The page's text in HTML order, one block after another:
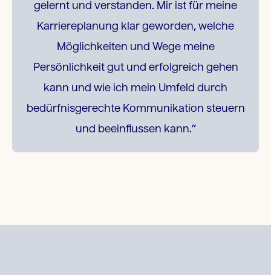
gelernt und verstanden. Mir ist für meine
Karriereplanung klar geworden, welche
Möglichkeiten und Wege meine
Persönlichkeit gut und erfolgreich gehen
kann und wie ich mein Umfeld durch
bedürfnisgerechte Kommunikation steuern
und beeinflussen kann.“